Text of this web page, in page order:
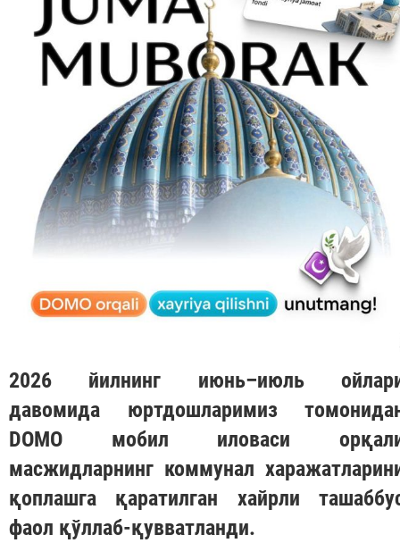
2026 йилнинг июнь–июль
давомида юртдошларимиз
DOMO мобил иловаси
масжидларнинг коммунал
қоплашга қаратилган хайрли
фаол қўллаб-қувватланди.